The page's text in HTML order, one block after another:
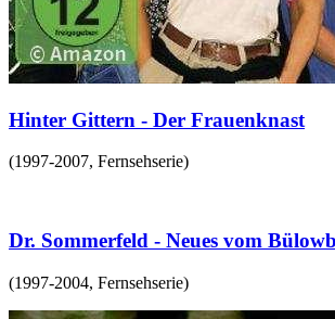
Hinter Gittern - Der Frauenknast
(1997-2007, Fernsehserie)
Dr. Sommerfeld - Neues vom
(1997-2004, Fernsehserie)